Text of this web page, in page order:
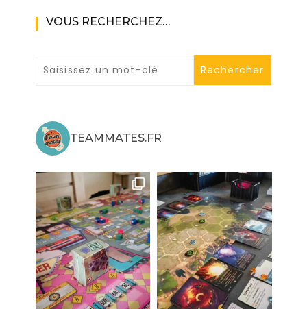
VOUS RECHERCHEZ…
TEAMMATES.FR